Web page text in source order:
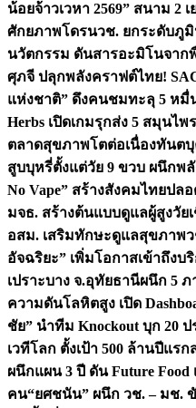
น้อยจ้าวเวหา 2569” สนาม 2
ศักยภาพโดรนวช. ยกระดับภู
นวัตกรรม ดันสารอะมิโนจาก
ศุภจี ปลุกพลังคราฟต์ไทย!
แห่งชาติ” ดึงคนชมทะลุ 5 หมื่
Herbs เปิดเกมรุกส่ง 5 สมุนไ
ตลาดสุขภาพโตต่อเนื่องทันตบุ
สูบบุหรี่ตั้งแต่วัย 9 ขวบ ผนึกพลั
No Vape” สร้างสังคมไทยปล
มจธ. สร้างต้นแบบดูแลผู้สูงวัย
อสม. เสริมทักษะดูแลสุขภาพ
อัจฉริยะ” เพิ่มโอกาสเข้าถึง
เปราะบาง จ.อุทัยธานีผนึก 5 ภ
ความดันโลหิตสูง เปิด
ชัย” นำทีม Knockout บุก 20
เวทีโลก ตั้งเป้า 500 ล้านปีแรก
ผนึกแผน 3 ปี ดัน Future Food
คน“ยศชนัน” ผนึก วช. – มช.